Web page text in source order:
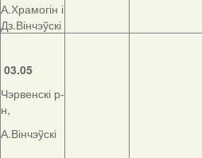
А.Храмогін і
Дз.Вінчэўскі
03.05
Чэрвенскі р-
н,
А.Вінчэўскі